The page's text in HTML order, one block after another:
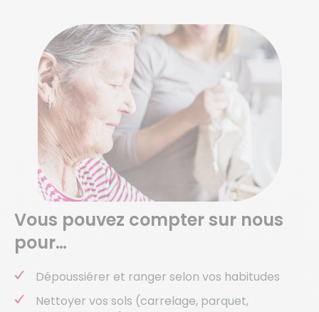
Vous pouvez compter sur nous
pour…
Dépoussiérer et ranger selon vos habitudes
Nettoyer vos sols (carrelage, parquet,